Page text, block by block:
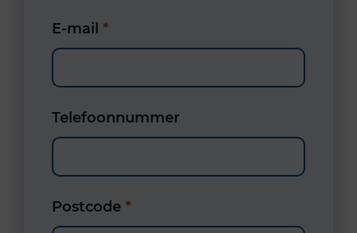
E-mail *
Telefoonnummer
Postcode *